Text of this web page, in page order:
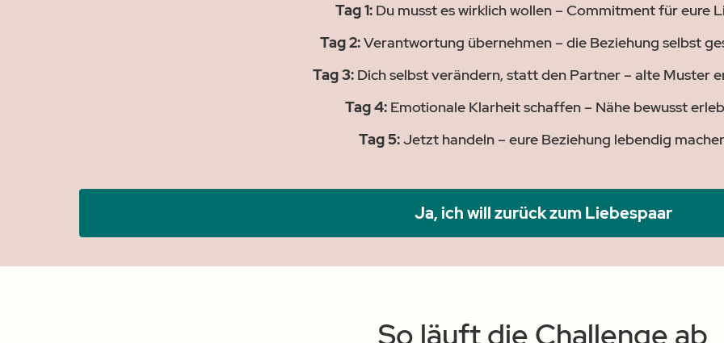
Tag 1: Du musst es wirklich wollen – Commitment für eure
Tag 2:Verantwortung übernehmen – die Beziehung selbst
Tag 3:Dich selbst verändern, statt den Partner – alte Muster
Tag 4: Emotionale Klarheit schaffen – Nähe bewusst
Tag 5:Jetzt handeln – eure Beziehung lebendig
Ja, ich will zurück zum Liebespaar
So läuft die Challenge ab